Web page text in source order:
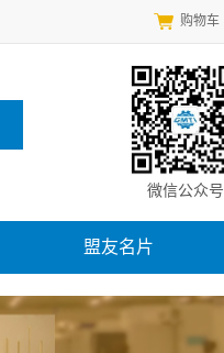
购物车
微信公众号
盟友名片